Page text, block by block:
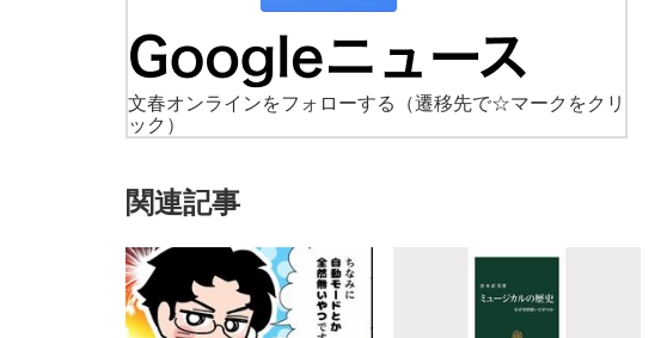
文春オンラインをフォローする
（遷移先で☆マークをクリ
ック）
関連記事